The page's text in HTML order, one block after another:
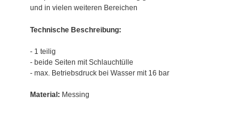
und in vielen weiteren Bereichen
Technische Beschreibung:
- 1 teilig
- beide Seiten mit Schlauchtülle
- max. Betriebsdruck bei Wasser mit 16 bar
Material: Messing